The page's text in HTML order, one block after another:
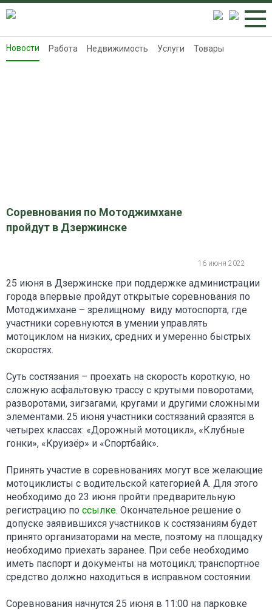
Новости
Новости Работа Недвижимость Услуги Товары
Соревнования по Мотоджимхане
пройдут в Дзержинске
16 июня 2022
25 июня в Дзержинске при поддержке администрации
города впервые пройдут открытые соревнования по
Мотоджимхане – зрелищному виду мотоспорта, где
участники соревнуются в умении управлять
мотоциклом на низких, средних и умеренно быстрых
скоростях.
Суть состязания – проехать на скорость короткую, но
сложную асфальтовую трассу с крутыми поворотами,
разворотами, зигзагами, кругами и другими сложными
элементами. 25 июня участники состязаний сразятся в
четырех классах: «Дорожный мотоцикл», «Клубные
гонки», «Круизёр» и «Спортбайк».
Принять участие в соревнованиях могут все желающие
мотоциклисты с водительской категорией А. Для этого
необходимо до 23 июня пройти предварительную
регистрацию по ссылке. Окончательное решение о
допуске заявившихся участников к состязаниям будет
принято организаторами на месте, поэтому на площадку
необходимо приехать заранее. При себе необходимо
иметь паспорт и документы на мотоцикл; транспортное
средство должно находиться в исправном состоянии.
Соревнования начнутся 25 июня в 11:00 на парковке